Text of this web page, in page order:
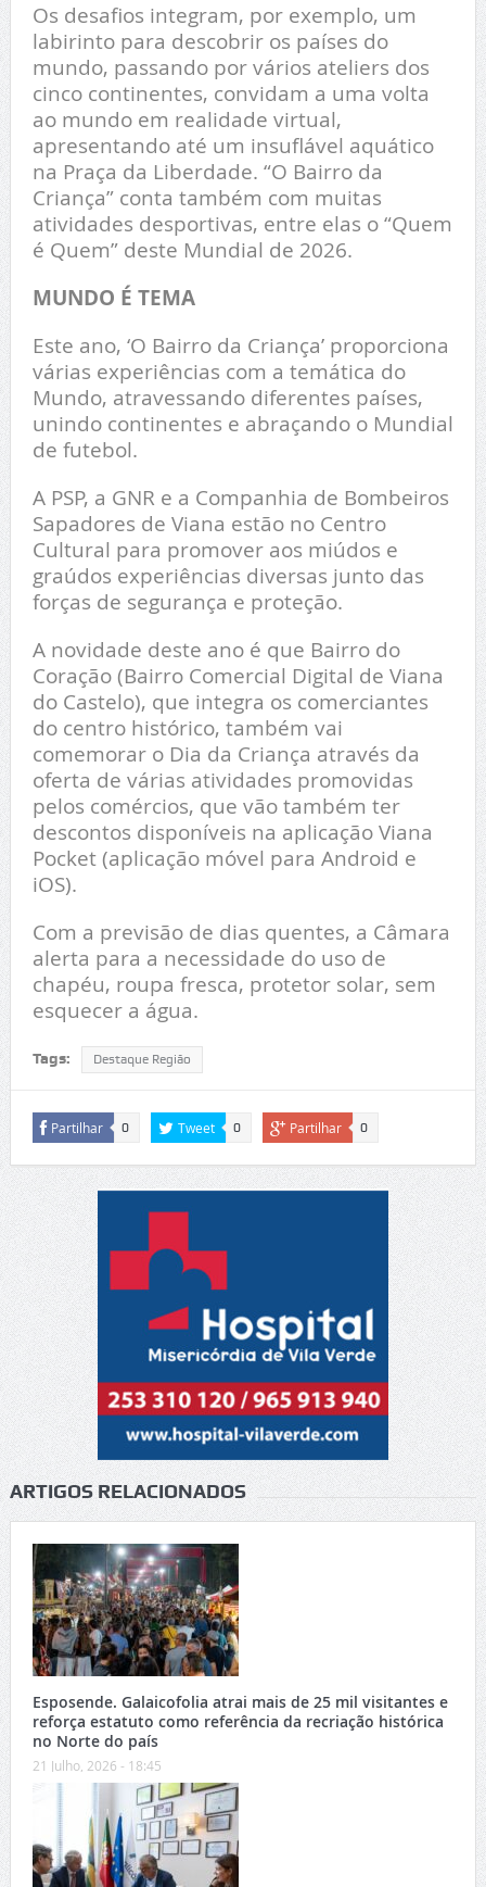
Os desafios integram, por exemplo, um
labirinto para descobrir os países do
mundo, passando por vários ateliers dos
cinco continentes, convidam a uma volta
ao mundo em realidade virtual,
apresentando até um insuflável aquático
na Praça da Liberdade. “O Bairro da
Criança” conta também com muitas
atividades desportivas, entre elas o “Quem
é Quem” deste Mundial de 2026.
MUNDO É TEMA
Este ano, ‘O Bairro da Criança’ proporciona
várias experiências com a temática do
Mundo, atravessando diferentes países,
unindo continentes e abraçando o Mundial
de futebol.
A PSP, a GNR e a Companhia de Bombeiros
Sapadores de Viana estão no Centro
Cultural para promover aos miúdos e
graúdos experiências diversas junto das
forças de segurança e proteção.
A novidade deste ano é que Bairro do
Coração (Bairro Comercial Digital de Viana
do Castelo), que integra os comerciantes
do centro histórico, também vai
comemorar o Dia da Criança através da
oferta de várias atividades promovidas
pelos comércios, que vão também ter
descontos disponíveis na aplicação Viana
Pocket (aplicação móvel para Android e
iOS).
Com a previsão de dias quentes, a Câmara
alerta para a necessidade do uso de
chapéu, roupa fresca, protetor solar, sem
esquecer a água.
Tags: Destaque Região
Partilhar 0 Tweet 0 Partilhar 0
ARTIGOS RELACIONADOS
Esposende. Galaicofolia atrai mais de 25 mil visitantes e
reforça estatuto como referência da recriação histórica
no Norte do país
21 Julho, 2026 - 18:45